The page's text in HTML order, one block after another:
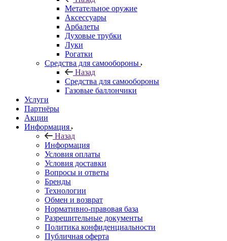
Метательное оружие
Аксессуары
Арбалеты
Духовые трубки
Луки
Рогатки
Средства для самообороны
Назад
Средства для самообороны
Газовые баллончики
Услуги
Партнёры
Акции
Информация
Назад
Информация
Условия оплаты
Условия доставки
Вопросы и ответы
Бренды
Технологии
Обмен и возврат
Нормативно-правовая база
Разрешительные документы
Политика конфиденциальности
Публичная оферта